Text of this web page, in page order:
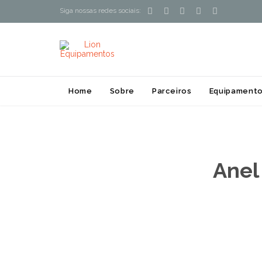
Siga nossas redes sociais:     
Home Sobre Parceiros